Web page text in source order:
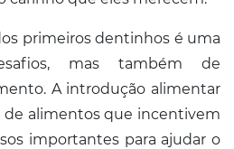
primeiros dentinhos é uma
mas também de
A introdução alimentar
de alimentos que incentivem
importantes para ajudar o